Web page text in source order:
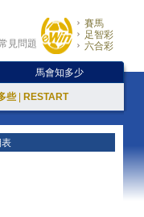
見問題
賽馬
足智彩
六合彩
馬會知多少
些 RESTART